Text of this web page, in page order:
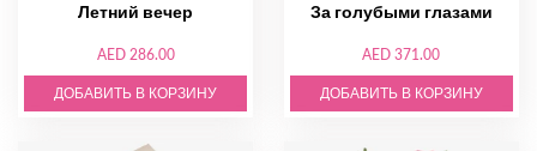
Летний вечер
AED 286.00
ДОБАВИТЬ В КОРЗИНУ
За голубыми глазами
AED 371.00
ДОБАВИТЬ В КОРЗИНУ